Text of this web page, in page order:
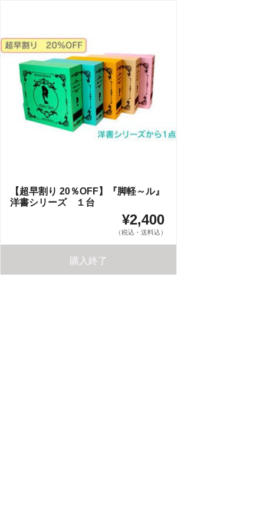
【超早割り 20％OFF】『脚軽～ル』
洋書シリーズ １台
¥2,400
（税込・送料込）
購入終了